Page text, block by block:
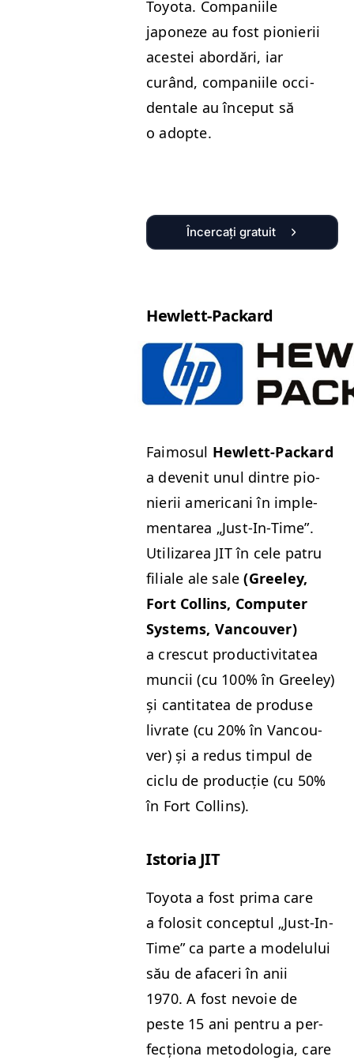
Toy­ota. Com­pani­ile
japoneze au fost pio­nierii
aces­tei abor­dări, iar
curând, com­pani­ile occi­
den­tale au început să
o adopte.
Încercați gratuit
Hewlett-Packard
Faimo­sul Hewlett-Packard
a devenit unul din­tre pio­
nierii amer­i­cani în imple­
mentarea „Just-In-Time”.
Uti­lizarea JITîn cele patru
fil­iale ale sale(Gree­ley,
Fort Collins, Com­put­er
Sys­tems, Van­cou­ver)
a cres­cut pro­duc­tiv­i­tatea
muncii (cu 100% în Gree­ley)
și can­ti­tatea de pro­duse
livrate (cu 20% în Van­cou­
ver) și a redus tim­pul de
ciclu de pro­ducție (cu 50%
în Fort Collins).
Isto­ria JIT
Toy­ota a fost pri­ma care
a folosit con­cep­tul „Just-In-
Time” ca parte a mod­elu­lui
său de afac­eri în anii
1970. A fost nevoie de
peste 15 ani pen­tru a per­
fecționa metodolo­gia, care